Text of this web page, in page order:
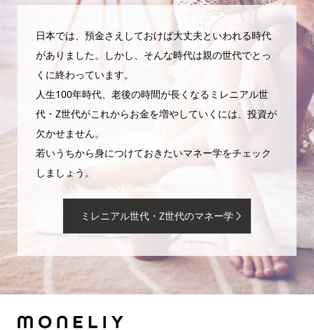
日本では、預金さえしておけば大丈夫といわれる時代
がありました。しかし、そんな時代は親の世代でとっ
くに終わっています。
人生100年時代、老後の時間が長くなるミレニアル世
代・Z世代がこれからお金を増やしていくには、投資が
欠かせません。
若いうちから身につけておきたいマネー学をチェック
しましょう。
ミレニアル世代・Z世代のマネー学